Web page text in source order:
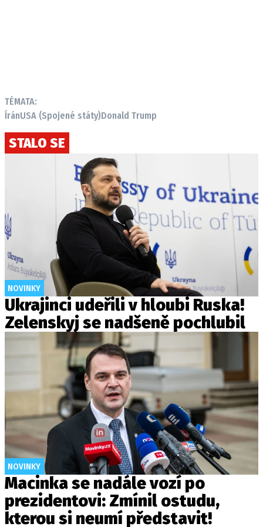
TÉMATA:
ÍránUSA (Spojené státy)Donald Trump
STALO SE
NOVINKY
Ukrajinci udeřili v hloubi Ruska!
Zelenskyj se nadšeně pochlubil
NOVINKY
Macinka se nadále vozí po
prezidentovi: Zmínil ostudu,
kterou si neumí představit!